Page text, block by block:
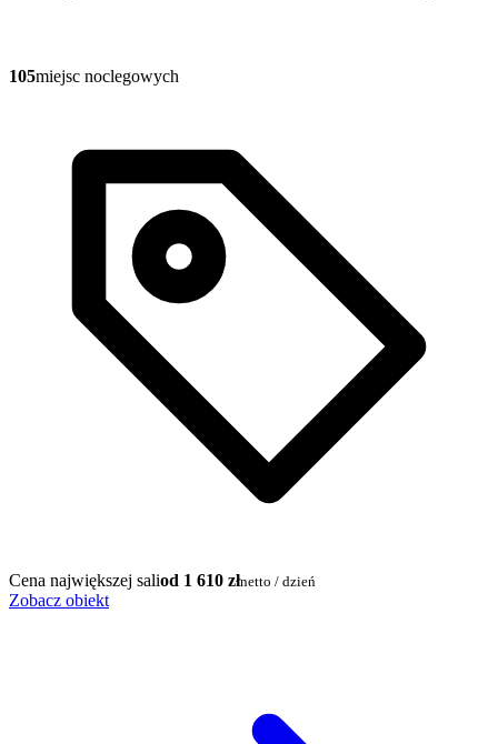
105miejsc noclegowych
Cena największej saliod 1 610 złnetto / dzień
Zobacz obiekt